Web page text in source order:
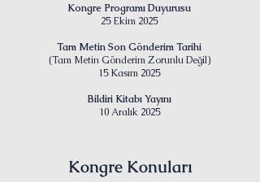
Kongre Programı Duyurusu
25 Ekim 2025
​Tam Metin Son Gönderim Tarihi
(Tam Metin Gönderim Zorunlu Değil)
15 Kasım 2025
Bildiri Kitabı Yayını
10 Aralık 2025
Kongre Konuları